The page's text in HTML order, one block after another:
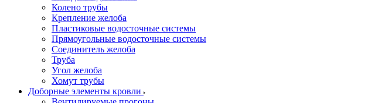
Колено трубы
Крепление желоба
Пластиковые водосточные системы
Прямоугольные водосточные системы
Соединитель желоба
Труба
Угол желоба
Хомут трубы
Доборные элементы кровли